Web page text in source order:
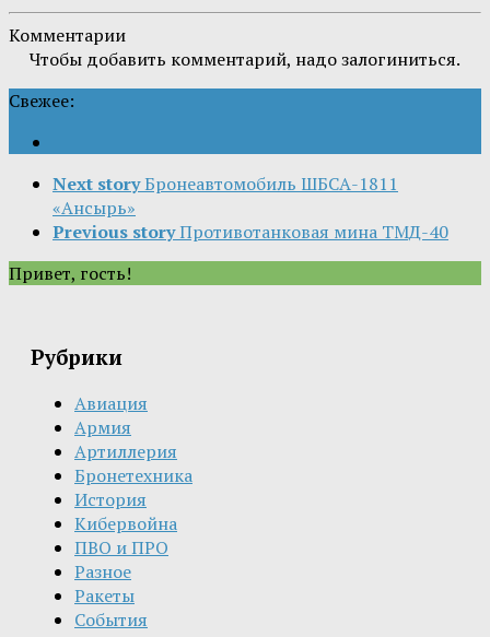
Комментарии
Чтобы добавить комментарий, надо залогиниться.
Свежее:
Next storyБронеавтомобиль ШБСА-1811
«Ансырь»
Previous storyПротивотанковая мина ТМД-40
Привет, гость!
Рубрики
Авиация
Армия
Артиллерия
Бронетехника
История
Кибервойна
ПВО и ПРО
Разное
Ракеты
События